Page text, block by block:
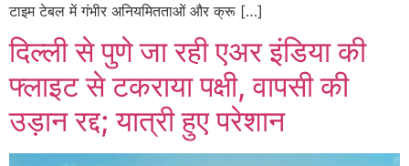
टाइम टेबल में गंभीर अनियमितताओं और क्रू […]
दिल्ली से पुणे जा रही एअर इंडिया की
फ्लाइट से टकराया पक्षी, वापसी की
उड़ान रद्द; यात्री हुए परेशान